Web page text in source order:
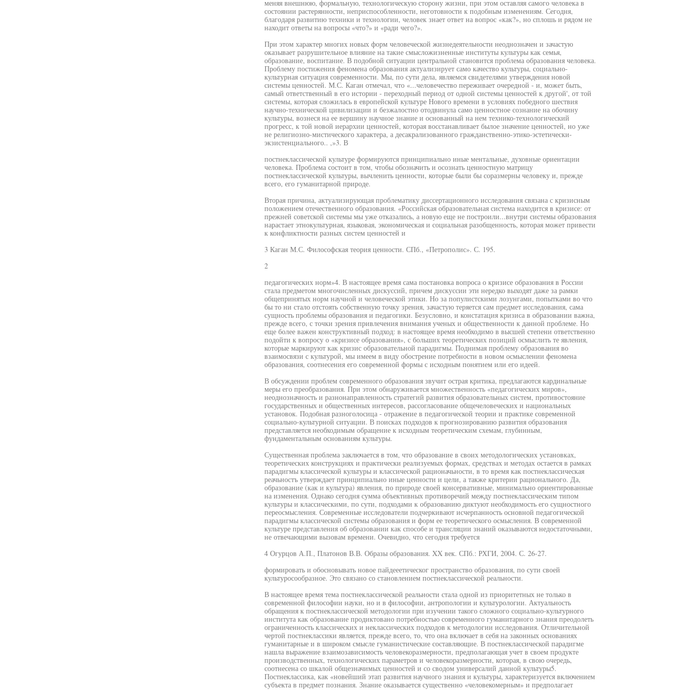
меняя внешнюю, формальную, технологическую сторону жизни, при этом оставляя самого человека в
состоянии растерянности, неприспособленности, неготовности к подобным изменениям. Сегодня,
благодаря развитию техники и технологии, человек знает ответ на вопрос «как?», но сплошь и рядом не
находит ответы на вопросы «что?» и «ради чего?».
При этом характер многих новых форм человеческой жизнедеятельности неоднозначен и зачастую
оказывает разрушительное влияние на такие смысложизненные институты культуры как семья,
образование, воспитание. В подобной ситуации центральной становится проблема образования человека.
Проблему постижения феномена образования актуализирует само качество культуры, социально-
культурная ситуация современности. Мы, по сути дела, являемся свидетелями утверждения новой
системы ценностей. М.С. Каган отмечал, что «...человечество переживает очередной - и, может быть,
самый ответственный в его истории - переходный период от одной системы ценностей к другой', от той
системы, которая сложилась в европейской культуре Нового времени в условиях победного шествия
научно-технической цивилизации и безжалостно отодвинула само ценностное сознание на обочину
культуры, вознеся на ее вершину научное знание и основанный на нем технико-технологический
прогресс, к той новой иерархии ценностей, которая восстанавливает былое значение ценностей, но уже
не религиозно-мистического характера, а десакрализованного гражданственно-этико-эстетически-
экзистенциального.. ,»3. В
постнеклассической культуре формируются принципиально иные ментальные, духовные ориентации
человека. Проблема состоит в том, чтобы обозначить и осознать ценностную матрицу
постнеклассической культуры, вычленить ценности, которые были бы соразмерны человеку и, прежде
всего, его гуманитарной природе.
Вторая причина, актуализирующая проблематику диссертационного исследования связана с кризисным
положением отечественного образования. «Российская образовательная система находится в кризисе: от
прежней советской системы мы уже отказались, а новую еще не построили...внутри системы образования
нарастает этнокультурная, языковая, экономическая и социальная разобщенность, которая может привести
к конфликтности разных систем ценностей и
3 Каган М.С. Философская теория ценности. СПб., «Петрополис». С. 195.
2
педагогических норм»4. В настоящее время сама постановка вопроса о кризисе образования в России
стала предметом многочисленных дискуссий, причем дискуссии эти нередко выходят даже за рамки
общепринятых норм научной и человеческой этики. Но за популистскими лозунгами, попытками во что
бы то ни стало отстоять собственную точку зрения, зачастую теряется сам предмет исследования, сама
сущность проблемы образования и педагогики. Безусловно, и констатация кризиса в образовании важна,
прежде всего, с точки зрения привлечения внимания ученых и общественности к данной проблеме. Но
еще более важен конструктивный подход: в настоящее время необходимо в высшей степени ответственно
подойти к вопросу о «кризисе образования», с больших теоретических позиций осмыслить те явления,
которые маркируют как кризис образовательной парадигмы. Поднимая проблему образования во
взаимосвязи с культурой, мы имеем в виду обострение потребности в новом осмыслении феномена
образования, соотнесения его современной формы с исходным понятием или его идеей.
В обсуждении проблем современного образования звучит острая критика, предлагаются кардинальные
меры его преобразования. При этом обнаруживается множественность «педагогических миров»,
неоднозначность и разнонаправленность стратегий развития образовательных систем, противостояние
государственных и общественных интересов, рассогласование общечеловеческих и национальных
установок. Подобная разноголосица - отражение в педагогической теории и практике современной
социально-культурной ситуации. В поисках подходов к прогнозированию развития образования
представляется необходимым обращение к исходным теоретическим схемам, глубинным,
фундаментальным основаниям культуры.
Существенная проблема заключается в том, что образование в своих методологических установках,
теоретических конструкциях и практически реализуемых формах, средствах и методах остается в рамках
парадигмы классической культуры и классической рационачьности, в то время как постнеклассическая
реачьностъ утверждает принципиально иные ценности и цели, а также критерии рационального. Да,
образование (как и культура) явления, по природе своей консервативные, минимально ориентированные
на изменения. Однако сегодня сумма объективных противоречий между постнеклассическим типом
культуры и классическими, по сути, подходами к образованию диктуют необходимость его сущностного
переосмысления. Современные исследователи подчеркивают исчерпанность основной педагогической
парадигмы классической системы образования и форм ее теоретического осмысления. В современной
культуре представления об образовании как способе и трансляции знаний оказываются недостаточными,
не отвечающими вызовам времени. Очевидно, что сегодня требуется
4 Огурцов А.П., Платонов В.В. Образы образования. XX век. СПб.: РХГИ, 2004. С. 26-27.
формировать и обосновывать новое пайдееетическог пространство образования, по сути своей
культуросообразное. Это связано со становлением постнеклассической реальности.
В настоящее время тема постнеклассической реальности стала одной из приоритетных не только в
современной философии науки, но и в философии, антропологии и культурологии. Актуальность
обращения к постнеклассической методологии при изучении такого сложного социально-культурного
института как образование продиктовано потребностью современного гуманитарного знания преодолеть
ограниченность классических и неклассических подходов к методологии исследования. Отличительной
чертой постнеклассики является, прежде всего, то, что она включает в себя на законных основаниях
гуманитарные и в широком смысле гуманистические составляющие. В постнеклассической парадигме
нашла выражение взаимозависимость человекоразмерности, предполагающая учет в своем продукте
производственных, технологических параметров и человекоразмерности, которая, в свою очередь,
соотнесена со шкалой общезначимых ценностей и со сводом универсалий данной культуры5.
Постнеклассика, как «новейший этап развития научного знания и культуры, характеризуется включением
субъекта в предмет познания. Знание оказывается существенно «человекомерным» и предполагает